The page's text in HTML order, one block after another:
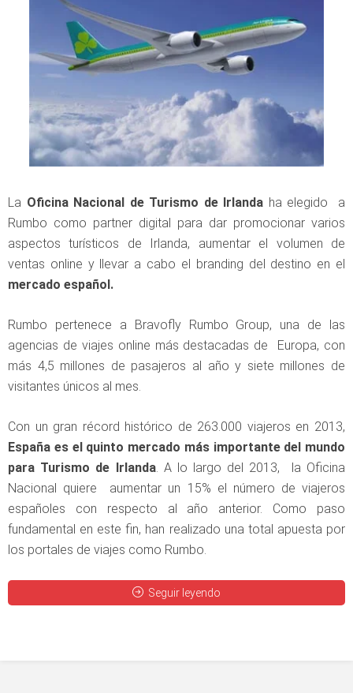
La Oficina Nacional de Turismo de Irlanda ha elegido a
Rumbo como partner digital para dar promocionar varios
aspectos turísticos de Irlanda, aumentar el volumen de
ventas online y llevar a cabo el branding del destino en el
mercado español.
Rumbo pertenece a Bravofly Rumbo Group, una de las
agencias de viajes online más destacadas de Europa, con
más 4,5 millones de pasajeros al año y siete millones de
visitantes únicos al mes.
Con un gran récord histórico de 263.000 viajeros en 2013,
España es el quinto mercado más importante del mundo
para Turismo de Irlanda. A lo largo del 2013, la Oficina
Nacional quiere aumentar un 15% el número de viajeros
españoles con respecto al año anterior. Como paso
fundamental en este fin, han realizado una total apuesta por
los portales de viajes como Rumbo.
Seguir leyendo